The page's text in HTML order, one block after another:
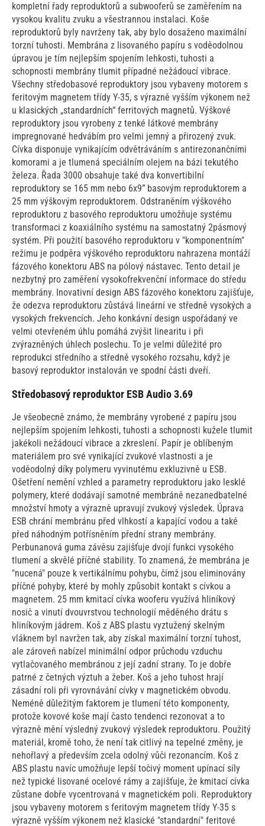
kompletní řady reproduktorů a subwooferů se zaměřením na
vysokou kvalitu zvuku a všestrannou instalaci. Koše
reproduktorů byly navrženy tak, aby bylo dosaženo maximální
torzní tuhosti. Membrána z lisovaného papíru s voděodolnou
úpravou je tím nejlepším spojením lehkosti, tuhosti a
schopnosti membrány tlumit případné nežádoucí vibrace.
Všechny středobasové reproduktory jsou vybaveny motorem s
feritovým magnetem třídy Y-35, s výrazně vyšším výkonem než
u klasických „standardních“ ferritových magnetů. Výškové
reproduktory jsou vyrobeny z tenké látkové membrány
impregnované hedvábím pro velmi jemný a přirozený zvuk.
Cívka disponuje vynikajícím odvětráváním s antirezonančními
komorami a je tlumená speciálním olejem na bázi tekutého
železa. Řada 3000 obsahuje také dva konvertibilní
reproduktory se 165 mm nebo 6x9” basovým reproduktorem a
25 mm výškovým reproduktorem. Odstraněním výškového
reproduktoru z basového reproduktoru umožňuje systému
transformaci z koaxiálního systému na samostatný 2pásmový
systém. Při použití basového reproduktoru v "komponentním"
režimu je podpěra výškového reproduktoru nahrazena montáží
fázového konektoru ABS na pólový nástavec. Tento detail je
nezbytný pro zaměření vysokofrekvenční informace do středu
membrány. Inovativní design ABS fázového konektoru zajišťuje,
že odezva reproduktoru zůstává lineární ve středně vysokých a
vysokých frekvencích. Jeho konkávní design uspořádaný ve
velmi otevřeném úhlu pomáhá zvýšit linearitu i při
zvýrazněných úhlech poslechu. To je velmi důležité pro
reprodukci středního a středně vysokého rozsahu, když je
basový reproduktor instalován ve spodní části dveří.
Středobasový reproduktor ESB Audio 3.69
Je všeobecně známo, že membrány vyrobené z papíru jsou
nejlepším spojením lehkosti, tuhosti a schopnosti kužele tlumit
jakékoli nežádoucí vibrace a zkreslení. Papír je oblíbeným
materiálem pro své vynikající zvukové vlastnosti a je
voděodolný díky polymeru vyvinutému exkluzivně u ESB.
Ošetření nemění vzhled a parametry reproduktoru jako lesklé
polymery, které dodávají samotné membráně nezanedbatelné
množství hmoty a výrazně upravují zvukový výsledek. Úprava
ESB chrání membránu před vlhkostí a kapající vodou a také
před náhodným potřísněním přední strany membrány.
Perbunanová guma závěsu zajišťuje dvojí funkci vysokého
tlumení a skvělé příčné stability. To znamená, že membrána je
"nucená" pouze k vertikálnímu pohybu, čímž jsou eliminovány
příčné pohyby, které by mohly způsobit kontakt s cívkou a
magnetem. 25 mm kmitací cívka wooferu využívá hliníkový
nosič a vinutí dvouvrstvou technologií měděného drátu s
hliníkovým jádrem. Koš z ABS plastu vyztužený skelným
vláknem byl navržen tak, aby získal maximální torzní tuhost,
ale zároveň nabízel minimální odpor průchodu vzduchu
vytlačovaného membránou z její zadní strany. To je dobře
patrné z četných výztuh a žeber. Koš a jeho tuhost hrají
zásadní roli při vyrovnávání cívky v magnetickém obvodu.
Neméně důležitým faktorem je tlumení této komponenty,
protože kovové koše mají často tendenci rezonovat a to
výrazně mění výsledný zvukový výsledek reproduktoru. Použitý
materiál, kromě toho, že není tak citlivý na tepelné změny, je
nehořlavý a především zcela odolný vůči rezonancím. Koš z
ABS plastu navíc umožňuje lepší točivý moment upínací síly
než typické lisované ocelové rámy a zajišťuje, že kmitací cívka
zůstane dobře vycentrovaná v magnetickém poli. Reproduktory
jsou vybaveny motorem s feritovým magnetem třídy Y-35 s
výrazně vyšším výkonem než klasické "standardní" feritové